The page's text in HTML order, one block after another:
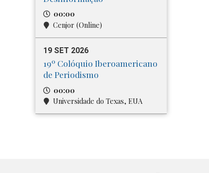
00:00
Cenjor (Online)
19 SET 2026
19º Colóquio Iberoamericano
de Periodismo
00:00
Universidade do Texas, EUA